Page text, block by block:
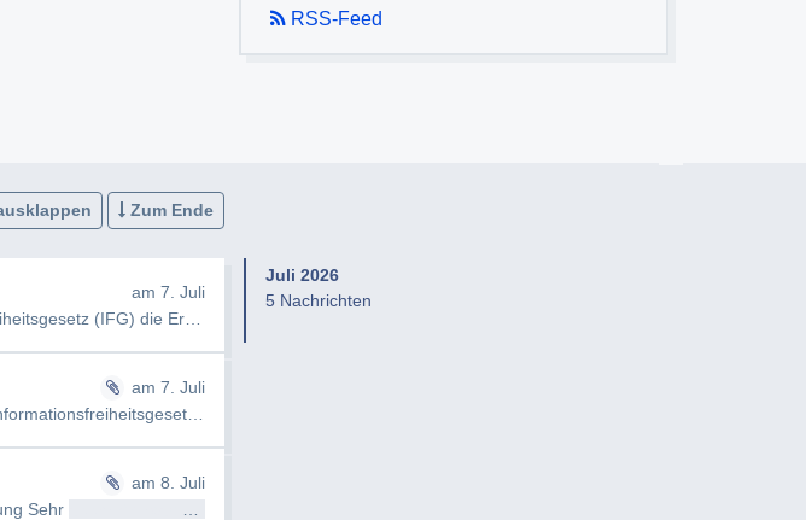
RSS-Feed
Zum Ende
am 7. Juli
(IFG) die Erteilung fo…
am 7. Juli
am 8. Juli
Sehr
Juli 2026
5 Nachrichten